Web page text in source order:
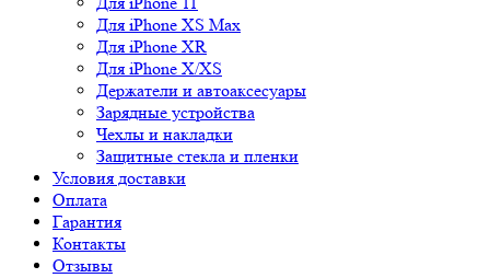
Для iPhone XS Max
Для iPhone XR
Для iPhone X/XS
Держатели и автоаксесуары
Зарядные устройства
Чехлы и накладки
Защитные стекла и пленки
Условия доставки
Оплата
Гарантия
Контакты
Отзывы